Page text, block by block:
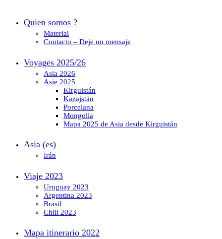
Quien somos ?
Material
Contacto – Deje un mensaje
Voyages 2025/26
Asia 2026
Asie 2025
Kirguistán
Kazajstán
Porcelana
Mongolia
Mapa 2025 de Asia desde Kirguistán
Asia (es)
Irán
Viaje 2023
Uruguay 2023
Argentina 2023
Brasil
Chili 2023
Mapa itinerario 2022